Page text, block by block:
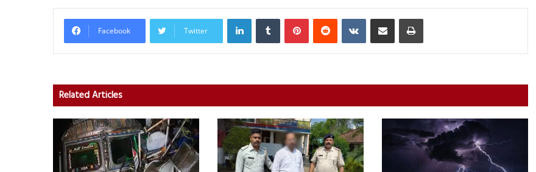
Facebook Twitter
LinkedInTumblr PinterestReddit VKontakteShare via Email Print
Related Articles